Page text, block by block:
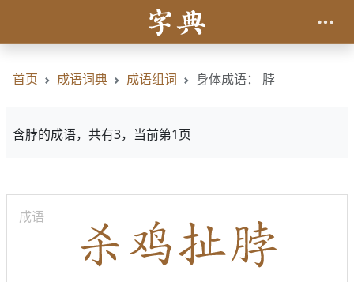
首页 成语词典 成语组词 身体成语： 脖
含脖的成语，共有3，当前第1页
成语